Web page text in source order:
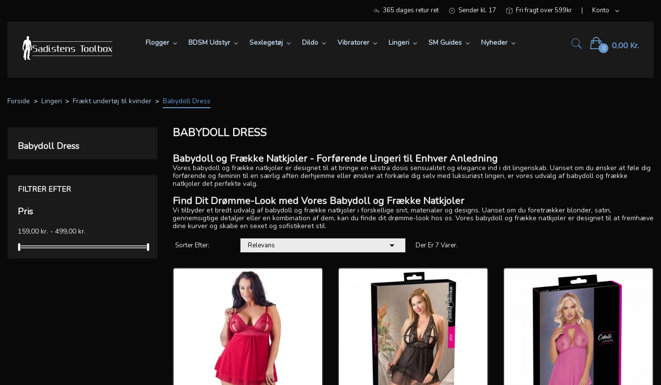
Konto
Fri fragt over 599kr
Sender kl. 17
365 dages retur ret
Flogger BDSM Udstyr Sexlegetøj Dildo Vibratorer Lingeri SM Guides Nyheder
0 0,00 Kr.
Forside Lingeri Frækt undertøj til kvinder Babydoll Dress
Babydoll Dress
FILTRER EFTER
Pris
159,00 kr. - 499,00 kr.
BABYDOLL DRESS
Babydoll og Frække Natkjoler - Forførende Lingeri til Enhver Anledning
Vores babydoll og frække natkjoler er designet til at bringe en ekstra dosis sensualitet og elegance ind i dit lingeriskab. Uanset om du ønsker at føle dig
forførende og feminin til en særlig aften derhjemme eller ønsker at forkæle dig selv med luksuriøst lingeri, er vores udvalg af babydoll og frække
natkjoler det perfekte valg.
Find Dit Drømme-Look med Vores Babydoll og Frække Natkjoler
Vi tilbyder et bredt udvalg af babydoll og frække natkjoler i forskellige snit, materialer og designs. Uanset om du foretrækker blonder, satin,
gennemsigtige detaljer eller en kombination af dem, kan du finde dit drømme-look hos os. Vores babydoll og frække natkjoler er designet til at fremhæve
dine kurver og skabe en sexet og sofistikeret stil.
Sorter Efter: Relevans  Der Er 7 Varer.